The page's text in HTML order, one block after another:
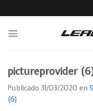
to
pictureprovider
Publicado 31/03/2020 en
(6)